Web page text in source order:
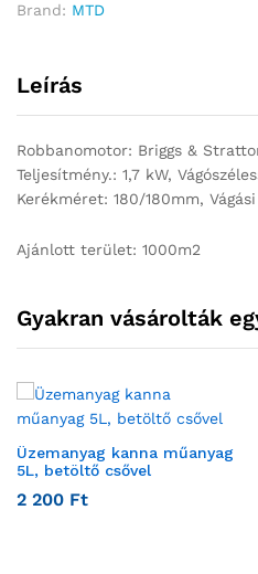
Brand: MTD
Leírás
Robbanomotor: Briggs &
Teljesítmény.: 1,7 kW,
Kerékméret: 180/180mm,
Ajánlott terület: 1000m2
Gyakran vásárolták
Üzemanyag kanna műanyag
5L, betöltő csővel
2 200 Ft